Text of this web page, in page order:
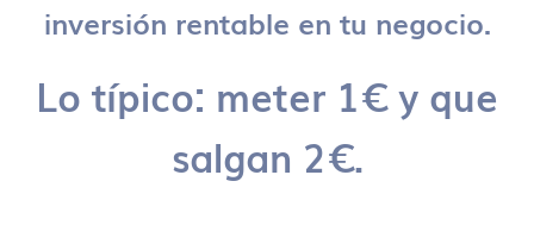
inversión rentable en tu negocio.
Lo típico: meter 1€ y que
salgan 2€.